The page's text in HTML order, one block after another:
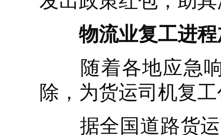
物流业复工进
随着各地应急响
除，为货运司机复
据全国道路货运